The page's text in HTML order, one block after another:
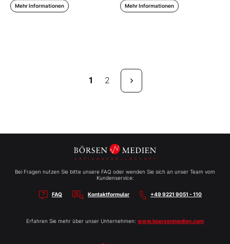
Mehr Informationen Mehr Informationen
1 2
Bei Fragen nutzen Sie bitte unsere FAQ oder wenden Sie sich an unser Team vom
Kundenservice:
FAQ Kontaktformular +49 9221 9051 - 110
Erfahren Sie mehr über unser Unternehmen: www.boersenmedien.com